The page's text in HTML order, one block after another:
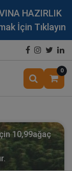
HAZIRLIK
İçin Tıklayın
0
10,99ağaç